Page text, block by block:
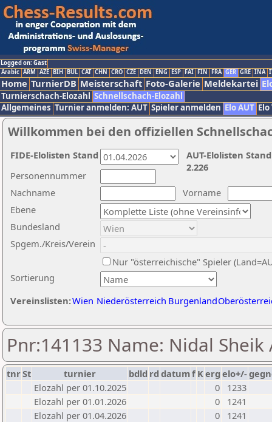
Logged on: Gast
Arabic ARM AZE BIH BUL CAT CHN CRO CZE DEN ENG ESP FAI FIN FRA GER GRE INA
Home TurnierDB Meisterschaft Foto-Galerie Meldekartei
Turnierschach-Elozahl Schnellschach-Elozahl
Allgemeines Turnier anmelden: AUT Spieler anmelden Elo AUT
Willkommen bei den offiziellen
Nachname
Vorname
Ebene
Sortierung
Personennummer
Bundesland
Spgem./Kreis/Verein
Nur "österreichische" Spieler
Vereinslisten:Wien Niederösterreich Burgenland
AUT-Elolisten
2.226
FIDE-Elolisten Stand
Pnr:141133 Name: Nidal Sheik
tnrSt turnier bdld rd datumf Kerg elo+/-
Elozahl per 01.10.2025
0
1233
Elozahl per 01.01.2026
0
1241
Elozahl per 01.04.2026
0
1241